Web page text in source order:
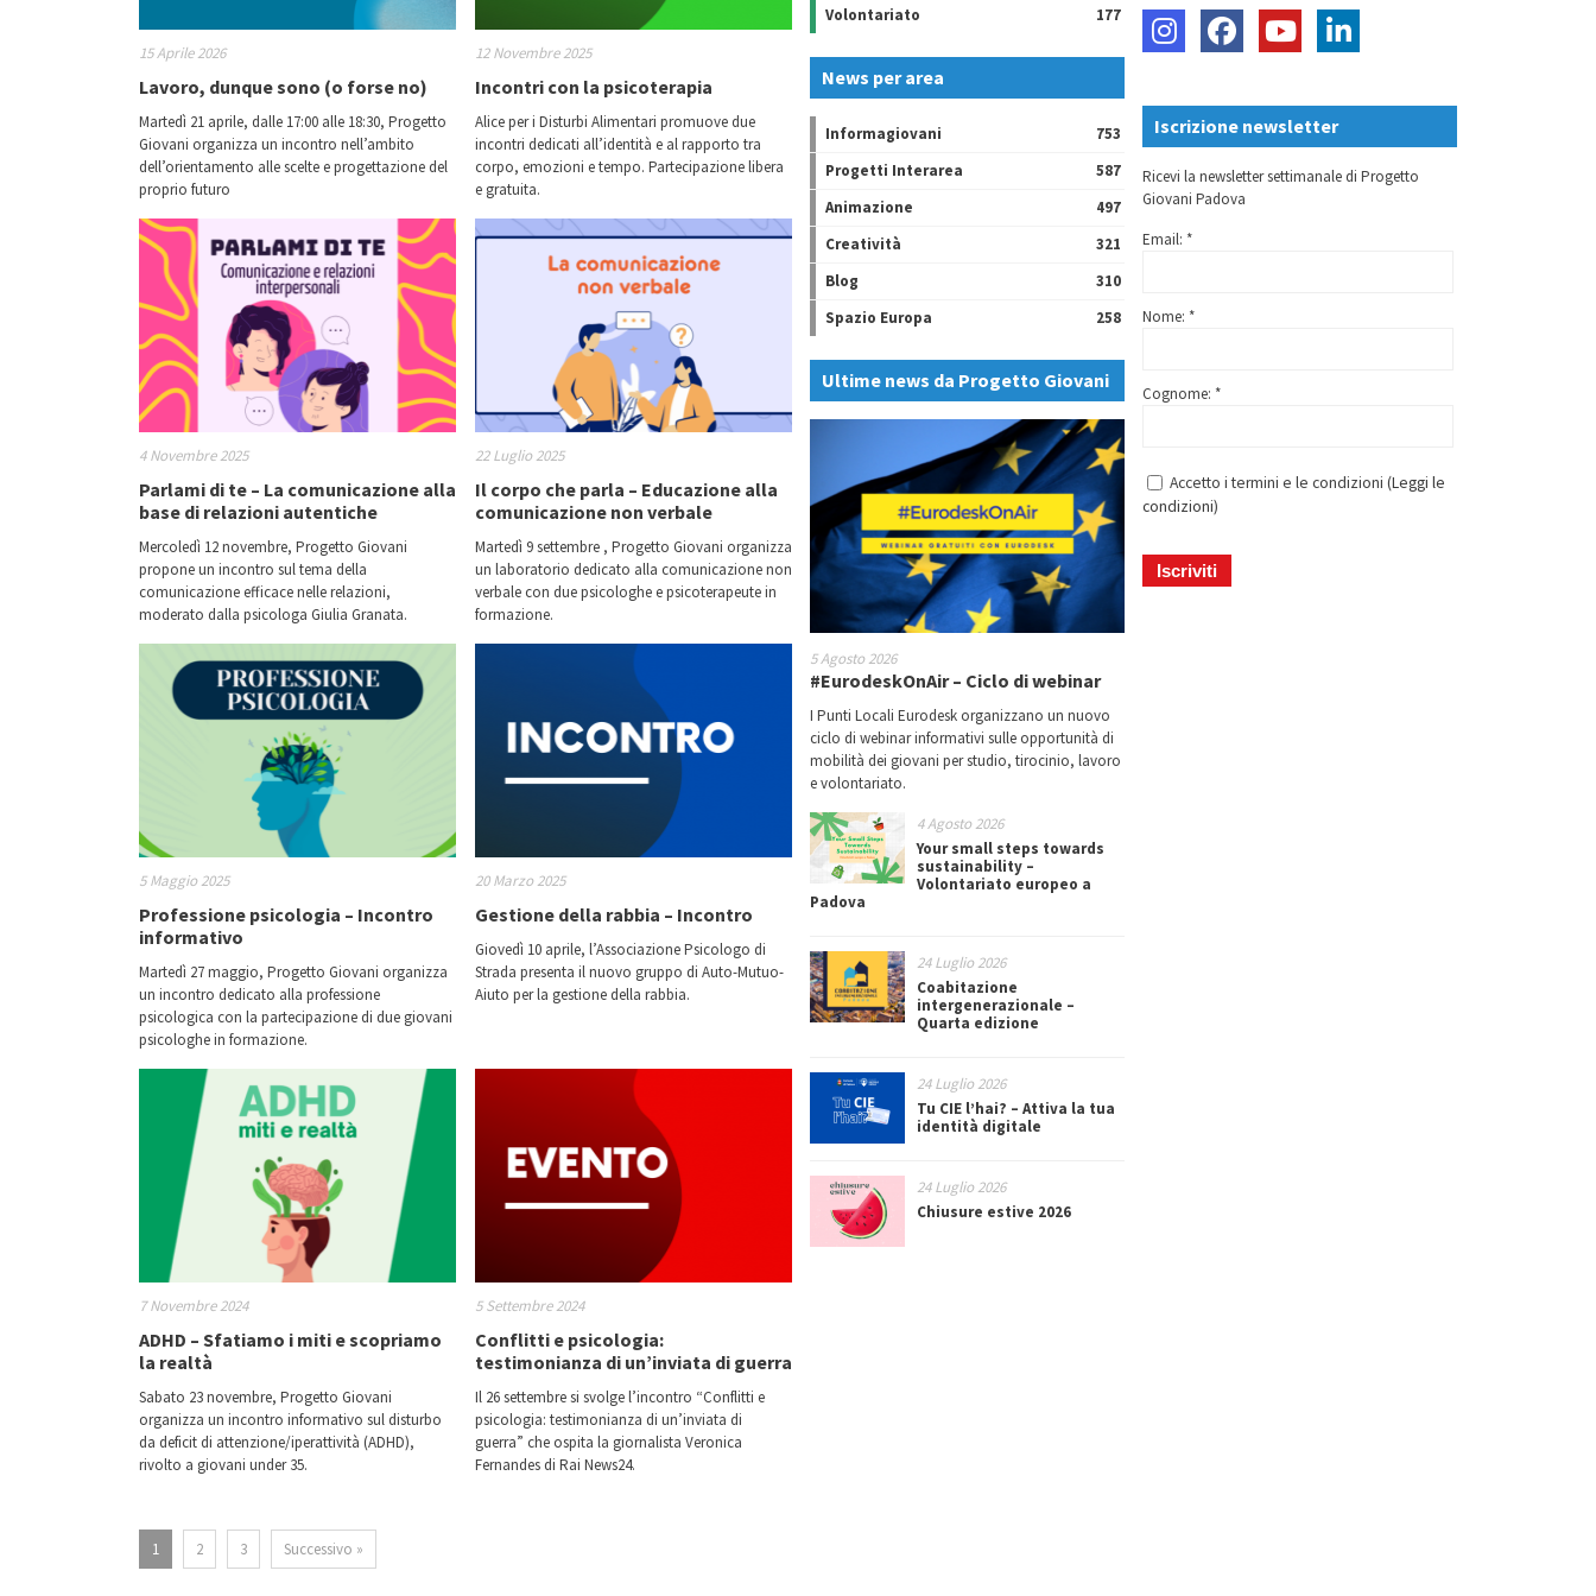
15 Aprile 2026
Lavoro, dunque sono (o forse no)
Martedì 21 aprile, dalle 17:00 alle 18:30, Progetto
Giovani organizza un incontro nell’ambito
dell’orientamento alle scelte e progettazione del
proprio futuro
12 Novembre 2025
Incontri con la psicoterapia
Alice per i Disturbi Alimentari promuove due
incontri dedicati all’identità e al rapporto tra
corpo, emozioni e tempo. Partecipazione libera
e gratuita.
4 Novembre 2025
Parlami di te – La comunicazione alla
base di relazioni autentiche
Mercoledì 12 novembre, Progetto Giovani
propone un incontro sul tema della
comunicazione efficace nelle relazioni,
moderato dalla psicologa Giulia Granata.
22 Luglio 2025
Il corpo che parla – Educazione alla
comunicazione non verbale
Martedì 9 settembre , Progetto Giovani organizza
un laboratorio dedicato alla comunicazione non
verbale con due psicologhe e psicoterapeute in
formazione.
5 Maggio 2025
Professione psicologia – Incontro
informativo
Martedì 27 maggio, Progetto Giovani organizza
un incontro dedicato alla professione
psicologica con la partecipazione di due giovani
psicologhe in formazione.
20 Marzo 2025
Gestione della rabbia – Incontro
Giovedì 10 aprile, l’Associazione Psicologo di
Strada presenta il nuovo gruppo di Auto-Mutuo-
Aiuto per la gestione della rabbia.
7 Novembre 2024
ADHD – Sfatiamo i miti e scopriamo
la realtà
Sabato 23 novembre, Progetto Giovani
organizza un incontro informativo sul disturbo
da deficit di attenzione/iperattività (ADHD),
rivolto a giovani under 35.
5 Settembre 2024
Conflitti e psicologia:
testimonianza di un’inviata di guerra
Il 26 settembre si svolge l’incontro “Conflitti e
psicologia: testimonianza di un’inviata di
guerra” che ospita la giornalista Veronica
Fernandes di Rai News24.
1 2 3 Successivo »
Volontariato
177
News per area
Informagiovani
753
Progetti Interarea
587
Animazione
497
Creatività
321
Blog
310
Spazio Europa
258
Ultime news da Progetto Giovani
5 Agosto 2026
#EurodeskOnAir – Ciclo di webinar
I Punti Locali Eurodesk organizzano un nuovo
ciclo di webinar informativi sulle opportunità di
mobilità dei giovani per studio, tirocinio, lavoro
e volontariato.
4 Agosto 2026
Your small steps towards
sustainability –
Volontariato europeo a
Padova
24 Luglio 2026
Coabitazione
intergenerazionale –
Quarta edizione
24 Luglio 2026
Tu CIE l’hai? – Attiva la tua
identità digitale
24 Luglio 2026
Chiusure estive 2026
Iscrizione newsletter
Ricevi la newsletter settimanale di Progetto
Giovani Padova
Email: *
Nome: *
Cognome: *
Accetto i termini e le condizioni (Leggi le
condizioni)